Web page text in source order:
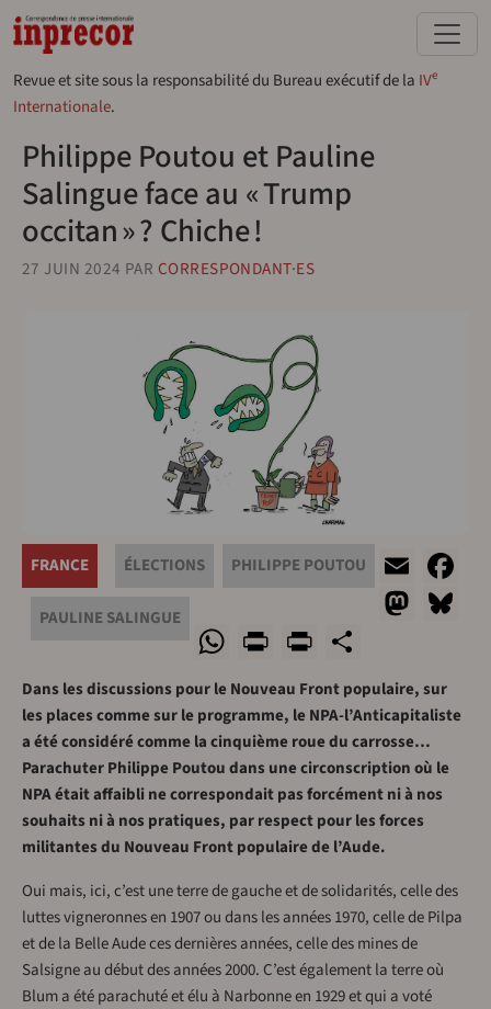
Aller au contenu principal
Revue et site sous la responsabilité du Bureau exécutif de la IVe
Internationale.
Philippe Poutou et Pauline
Salingue face au « Trump
occitan » ? Chiche !
27 JUIN 2024 PAR CORRESPONDANT·ES
FRANCE ÉLECTIONS PHILIPPE POUTOU
PAULINE SALINGUE WhatsApp
Print
Dans les discussions pour le Nouveau Front populaire, sur
les places comme sur le programme, le NPA-l’Anticapitaliste
a été considéré comme la cinquième roue du carrosse…
Parachuter Philippe Poutou dans une circonscription où le
NPA était affaibli ne correspondait pas forcément ni à nos
souhaits ni à nos pratiques, par respect pour les forces
militantes du Nouveau Front populaire de l’Aude.
Oui mais, ici, c’est une terre de gauche et de solidarités, celle des
luttes vigneronnes en 1907 ou dans les années 1970, celle de Pilpa
et de la Belle Aude ces dernières années, celle des mines de
Salsigne au début des années 2000. C’est également la terre où
Blum a été parachuté et élu à Narbonne en 1929 et qui a voté